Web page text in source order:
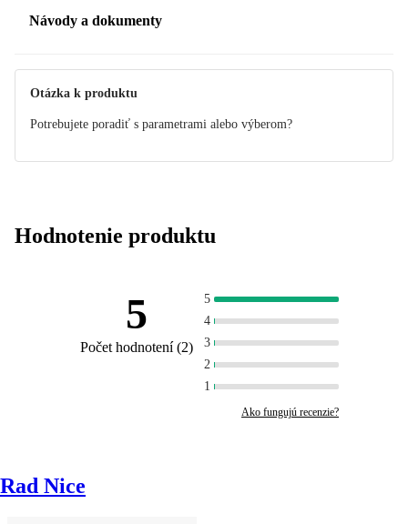
Návody a dokumenty
Otázka k produktu
Potrebujete poradiť s parametrami alebo výberom?
Hodnotenie produktu
5
Počet hodnotení(2)
5
4
3
2
1
Ako fungujú recenzie?
Rad Nice